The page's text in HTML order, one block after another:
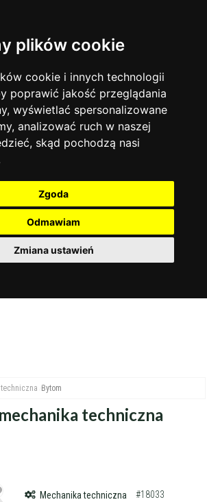
plików cookie
cookie i innych technologii
poprawić jakość przeglądania
wyświetlać spersonalizowane
analizować ruch w naszej
skąd pochodzą nasi
Zgoda
Odmawiam
Zmiana ustawień
angielski 13744
12929
4886
niemiecki 4307
polski 3426
francuski
Warszawa
Korepetycje
Online
14839
Kraków 7753
Wrocław
Łódź 3513
Gdańsk 2075
więcej filtrów Filtruj
Bytom
mechanika techniczna
Mechanika techniczna #18033